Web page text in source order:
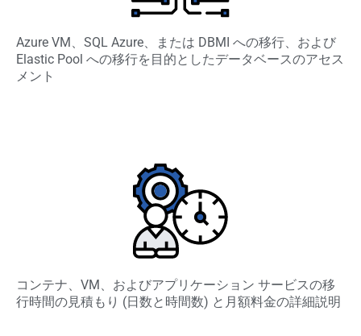
Azure VM、SQL Azure、または DBMI への移行、および
Elastic Pool への移行を目的としたデータベースのアセス
メント
コンテナ、VM、およびアプリケーション サービスの移
行時間の見積もり (日数と時間数) と月額料金の詳細説明